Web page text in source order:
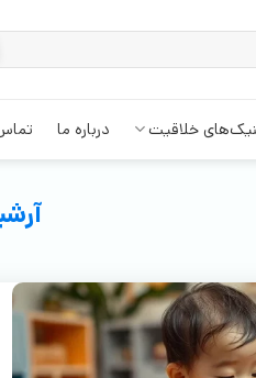
خلاقیت درباره ما